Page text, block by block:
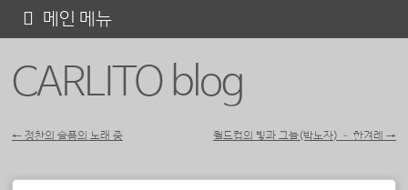
CARLITO blog
메인 메뉴
텐
← 정찬의 슬픔의 노래 중 월드컵의 빛과 그늘(박노자) – 한겨레 →